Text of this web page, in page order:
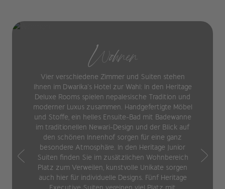
Wohnen
Vier verschiedene Zimmer und Suiten stehen
Ihnen im Dwarika’s Hotel zur Wahl: In den Heritage
Deluxe Rooms spielen nepalesische Tradition und
moderner Luxus zusammen. Handgefertigte Möbel
und Stoffe, ein helles Ensuite-Bad mit Badewanne
im traditionellen Newari-Design und der Blick auf
den schönen Innenhof sorgen für eine ganz
besondere Atmosphäre. In den Heritage Junior
Suiten finden Sie im zusätzlichen Wohnbereich
Platz zum Verweilen, kunstvolle Unikate sorgen
auch hier für individuelle Designs. Fünf Heritage
Executive Suiten vereinen viel Platz mit